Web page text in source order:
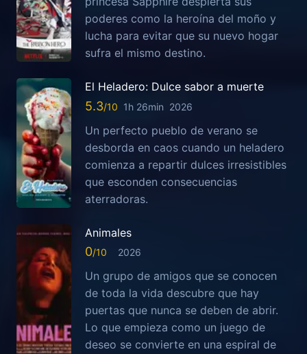
poderes como la heroína del moño y
lucha para evitar que su nuevo hogar
sufra el mismo destino.
El Heladero: Dulce sabor a muerte
5.3 1h 26min 2026
Un perfecto pueblo de verano se
desborda en caos cuando un heladero
comienza a repartir dulces irresistibles
que esconden consecuencias
aterradoras.
Animales
0 2026
Un grupo de amigos que se conocen
de toda la vida descubre que hay
puertas que nunca se deben de abrir.
Lo que empieza como un juego de
deseo se convierte en una espiral de